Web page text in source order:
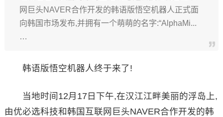
网巨头NAVER合作开发的韩语版悟空机器人正式面
向韩国市场发布,并拥有一个萌萌的名字:“AlphaMi...
…
韩语版悟空机器人终于来了!
当地时间12月17日下午,在汉江江畔美丽的浮岛上,
由优必选科技和韩国互联网巨头NAVER合作开发的韩